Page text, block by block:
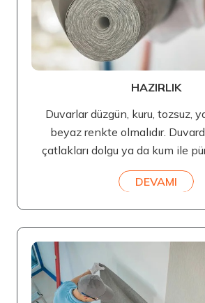
HAZIRLIK
Duvarlar düzgün, kuru, tozsuz,
beyaz renkte olmalıdır.
çatlakları dolgu ya da kum ile
DEVAMI